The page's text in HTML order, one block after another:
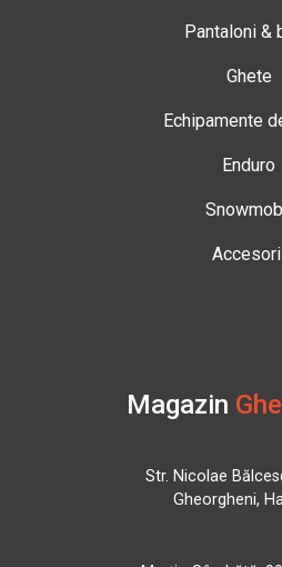
Pantaloni &
Ghete
Echipamente
Enduro
Magazin
Str. Nicolae
Gheorgheni,